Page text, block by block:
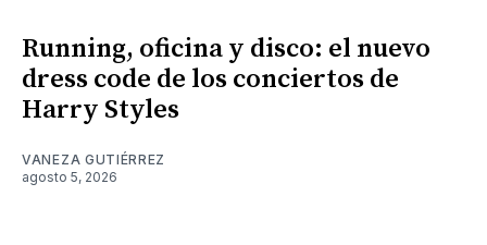
Running, oficina y disco: el nuevo
dress code de los conciertos de
Harry Styles
VANEZA GUTIÉRREZ
agosto 5, 2026